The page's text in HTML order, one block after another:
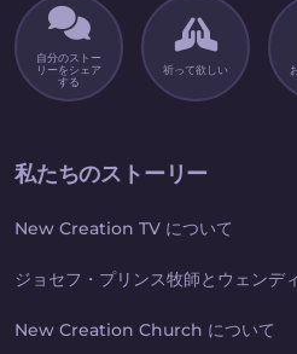
自分のストー
リーをシェア
する
祈って欲しい
私たちのストーリー
New Creation TV について
ジョセフ・プリンス牧師とウェンデ
New Creation Church について